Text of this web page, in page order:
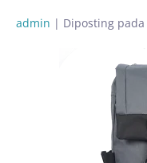
admin | Diposting pada